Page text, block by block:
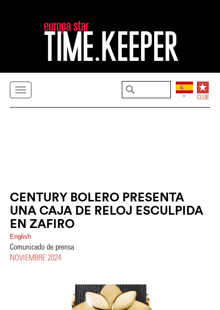
CENTURY BOLERO PRESENTA
UNA CAJA DE RELOJ ESCULPIDA
EN ZAFIRO
English
Comunicado de prensa
NOVIEMBRE 2024